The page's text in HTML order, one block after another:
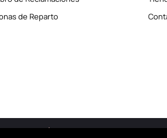
de Reparto
© 2025 Términos y Condiciones